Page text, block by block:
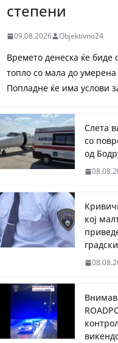
степени
09.08.2026 Objektivno24
Времето денеска ќе биде
топло со мала до умерена
Попладне ќе има услови
Слета
со
од
кој